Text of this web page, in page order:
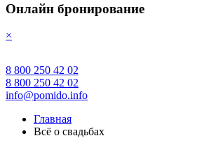
Онлайн бронирование
×
8 800 250 42 02
8 800 250 42 02
info@pomido.info
Главная
Всё о свадьбах